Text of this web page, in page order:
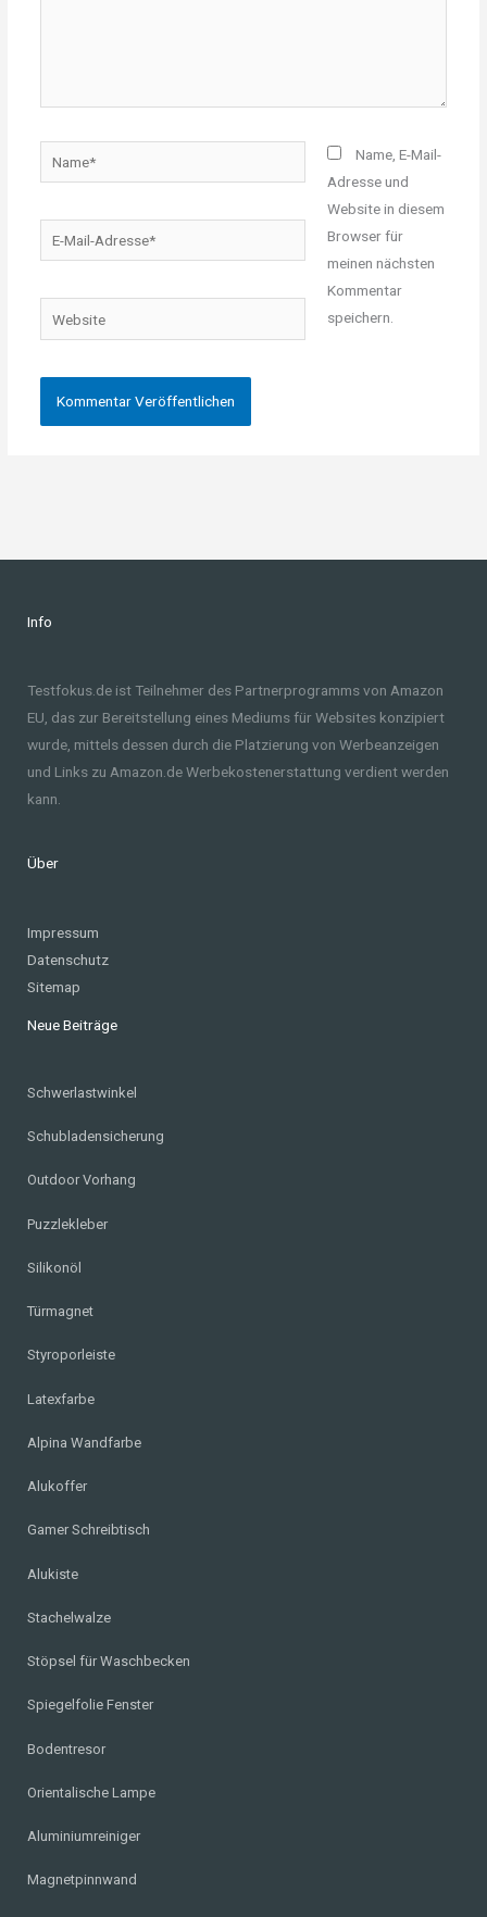
Mail-
Website
Name, E-Mail-
Adresse und
Website in diesem
Browser für
meinen nächsten
Kommentar
speichern.
Info
Testfokus.de ist Teilnehmer des Partnerprogramms von Amazon
EU, das zur Bereitstellung eines Mediums für Websites konzipiert
wurde, mittels dessen durch die Platzierung von Werbeanzeigen
und Links zu Amazon.de Werbekostenerstattung verdient werden
kann.
Über
Impressum
Datenschutz
Sitemap
Neue Beiträge
Schwerlastwinkel
Schubladensicherung
Outdoor Vorhang
Puzzlekleber
Silikonöl
Türmagnet
Styroporleiste
Latexfarbe
Alpina Wandfarbe
Alukoffer
Gamer Schreibtisch
Alukiste
Stachelwalze
Stöpsel für Waschbecken
Spiegelfolie Fenster
Bodentresor
Orientalische Lampe
Aluminiumreiniger
Magnetpinnwand